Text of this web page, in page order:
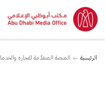
الرئيسية المنصة المتقدِّمة للتجارة